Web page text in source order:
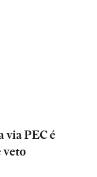
PEC é
veto